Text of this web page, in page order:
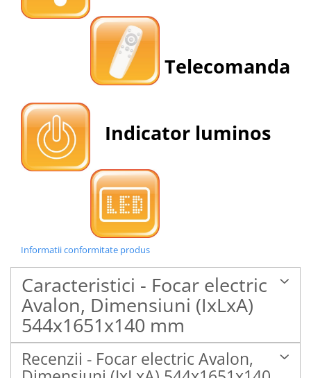
Telecomanda
Indicator luminos
Informatii conformitate produs
Caracteristici - Focar electric
Avalon, Dimensiuni (IxLxA)
544x1651x140 mm
Recenzii - Focar electric Avalon,